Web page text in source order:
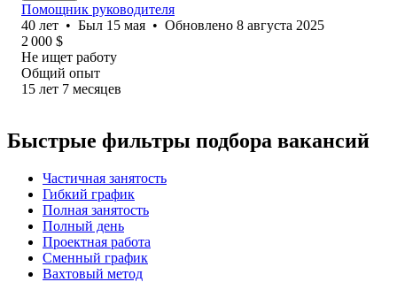
Помощник руководителя
40 лет • Был 15 мая • Обновлено 8 августа 2025
2 000 $
Не ищет работу
Общий опыт
15 лет 7 месяцев
Быстрые фильтры подбора вакансий
Частичная занятость
Гибкий график
Полная занятость
Полный день
Проектная работа
Сменный график
Вахтовый метод